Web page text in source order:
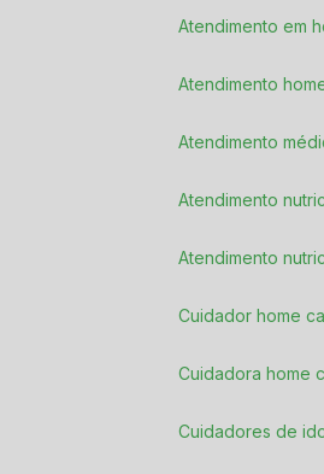
Atendimento em
Atendimento
Atendimento
Atendimento
Atendimento
Cuidador home
Cuidadora home
Cuidadores de